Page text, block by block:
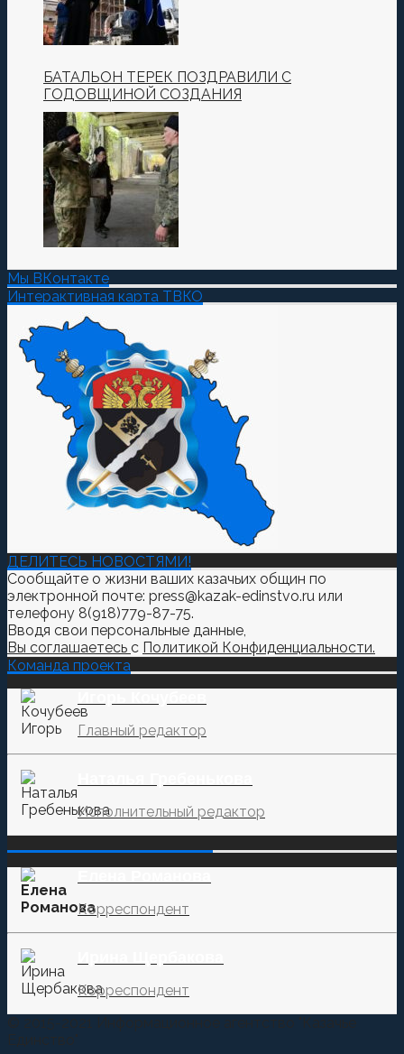
БАТАЛЬОН ТЕРЕК ПОЗДРАВИЛИ С
ГОДОВЩИНОЙ СОЗДАНИЯ
Мы ВКонтакте
Интерактивная карта ТВКО
ДЕЛИТЕСЬ НОВОСТЯМИ!
Сообщайте о жизни ваших казачьих общин по
электронной почте: press@kazak-edinstvo.ru или
телефону 8(918)779-87-75.
Вводя свои персональные данные,
Вы соглашаетесь с Политикой Конфиденциальности.
Команда проекта
Главный редактор
Исполнительный редактор
Корреспондент
Корреспондент